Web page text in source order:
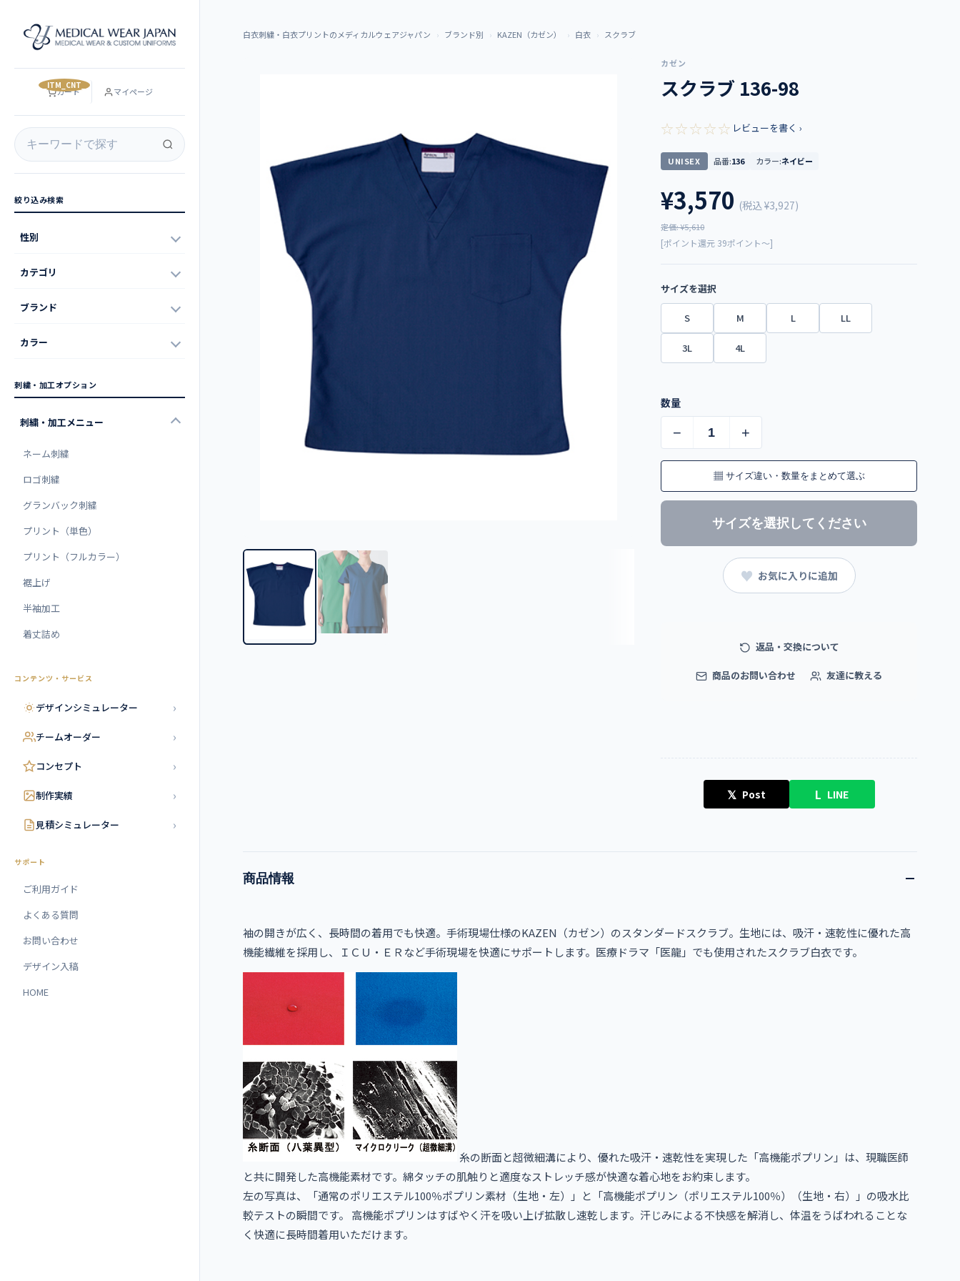
白衣刺繍・白衣プリントのメディカルウェアジャパン ブランド別 KAZEN（カゼン） 白衣 スクラブ
カゼン
スクラブ 136-98
☆☆☆☆☆ レビューを書く ›
UNISEX 品番:136 カラー:ネイビー
¥3,570 (税込¥3,927)
定価: ¥5,610
[ポイント還元 39ポイント～]
サイズを選択
S M L LL
3L 4L
数量
− +
▦サイズ違い・数量をまとめて選ぶ
サイズを選択してください
♥ お気に入りに追加
返品・交換について
商品のお問い合わせ 友達に教える
𝕏 Post L LINE
商品情報
袖の開きが広く、長時間の着用でも快適。手術現場仕様のKAZEN（カゼン）のスタンダードスクラブ。生地には、吸汗・速乾性に優れた高
機能繊維を採用し、ＩＣＵ・ＥＲなど手術現場を快適にサポートします。医療ドラマ「医龍」でも使用されたスクラブ白衣です。
糸の断面と超微細溝により、優れた吸汗・速乾性を実現した「高機能ポプリン」は、現職医師
と共に開発した高機能素材です。綿タッチの肌触りと適度なストレッチ感が快適な着心地をお約束します。
左の写真は、「通常のポリエステル100％ポプリン素材（生地・左）」と「高機能ポプリン（ポリエステル100％）（生地・右）」の吸水比
較テストの瞬間です。 高機能ポプリンはすばやく汗を吸い上げ拡散し速乾します。汗じみによる不快感を解消し、体温をうばわれることな
く快適に長時間着用いただけます。
カート
__ITM_CNT__
マイページ
絞り込み検索
性別
カテゴリ
ブランド
カラー
刺繍・加工オプション
刺繍・加工メニュー
ネーム刺繍
ロゴ刺繍
グランバック刺繍
プリント（単色）
プリント（フルカラー）
裾上げ
半袖加工
着丈詰め
コンテンツ・サービス
デザインシミュレーター ›
チームオーダー ›
コンセプト ›
制作実績 ›
見積シミュレーター ›
サポート
ご利用ガイド
よくある質問
お問い合わせ
デザイン入稿
HOME